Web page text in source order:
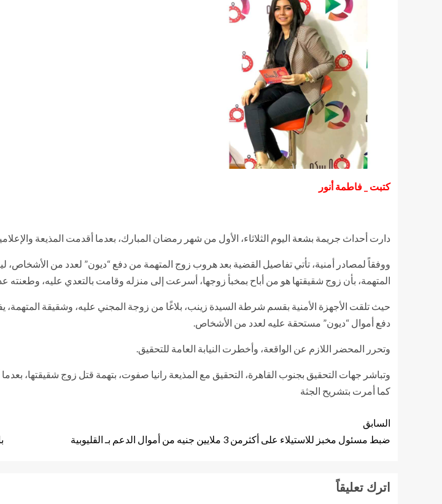
كتبت _ فاطمة أنور
دارت أحداث جريمة بشعة اليوم الثلاثاء، الأول من شهر رمضان المبارك، بعدما أقدمت المذيعة
ووفقاً لمصادر أمنية، تأتي تفاصيل القضية بعد هروب زوج المتهمة من دفع “ديون” لعدد من الأشخاص،
المتهمة، بأن زوج شقيقتها هو من أباح بمخبأ زوجها، أسرعت إلى منزله وقامت بالتعدي عليه،
حيث تلقت الأجهزة الأمنية بقسم شرطة السيدة زينب، بلاغًا من زوجة المجني عليه، وشقيقة المتهمة،
دفع أموال “ديون” مستحقة عليه لعدد من الأشخاص.
وتحرر المحضر اللازم عن الواقعة، وأخطرت النيابة العامة للتحقيق.
وتباشر جهات التحقيق بجنوب القاهرة، التحقيق مع المذيعة رانيا صفوت، بتهمة قتل زوج شقيقتها،
كما أمرت بتشريح الجثة
السابق
ضبط مسئول مخبز للاستيلاء على أكثرمن 3 ملايين جنيه من أموال الدعم بـ القليوبية
اترك تعليقاً